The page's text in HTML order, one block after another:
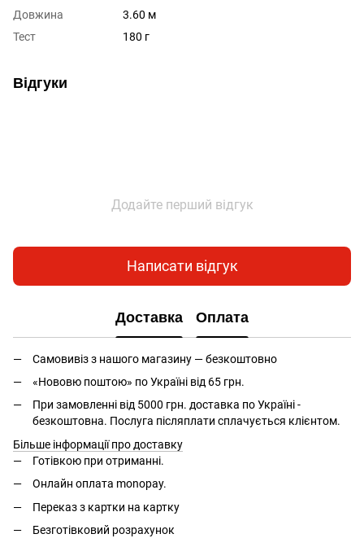
Довжина
3.60 м
Тест
180 г
Відгуки
Додайте перший відгук
Написати відгук
Доставка Оплата
Самовивіз з нашого магазину — безкоштовно
«Нововю поштою» по Україні від 65 грн.
При замовленні від 5000 грн. доставка по Україні -
безкоштовна. Послуга післяплати сплачується клієнтом.
Більше інформації про доставку
Готівкою при отриманні.
Онлайн оплата monopay.
Переказ з картки на картку
Безготівковий розрахунок